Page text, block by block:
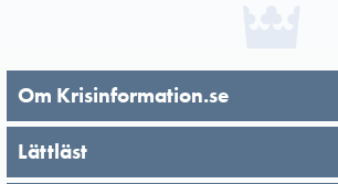
Om Krisinformation.se
Lättläst